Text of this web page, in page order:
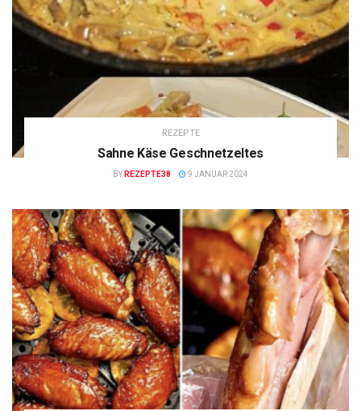
REZEPTE
Sahne Käse Geschnetzeltes
BY REZEPTE38 9 JANUAR 2024